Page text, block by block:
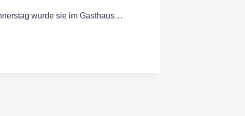
wurde sie im Gasthaus…